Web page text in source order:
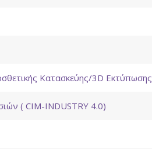
Κατασκεύης/3D Εκτύπωσης
( CIM-INDUSTRY 4.0)